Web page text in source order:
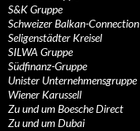
S&K Gruppe
Schweizer Balkan-Connection
Seligenstädter Kreisel
SILWA Gruppe
Südfinanz-Gruppe
Unister Unternehmensgruppe
Wiener Karussell
Zu und um Boesche Direct
Zu und um Dubai